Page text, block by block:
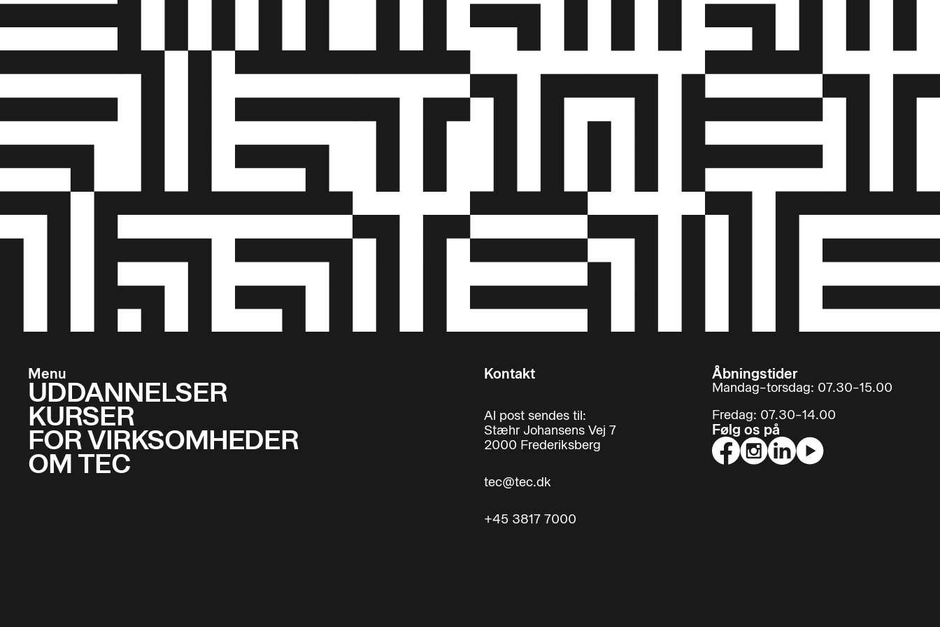
• Ajourføring af færdselsregler af særlig betydning for området
viden udføre:
overskrides
Færdselsstyrelsens gældende Bekendtgørelse om kvalifikationskrav til visse
Menu
UDDANNELSER
KURSER
FOR VIRKSOMHEDER
OM TEC
Kontakt
Al post sendes til:
Stæhr Johansens Vej 7
2000 Frederiksberg
tec@tec.dk
+45 3817 7000
Åbningstider
Mandag–torsdag: 07.30–15.00
Fredag: 07.30–14.00
Følg os på